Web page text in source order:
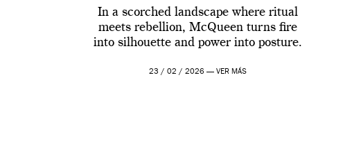
In a scorched landscape where ritual
meets rebellion, McQueen turns fire
into silhouette and power into posture.
23 / 02 / 2026 —VER MÁS